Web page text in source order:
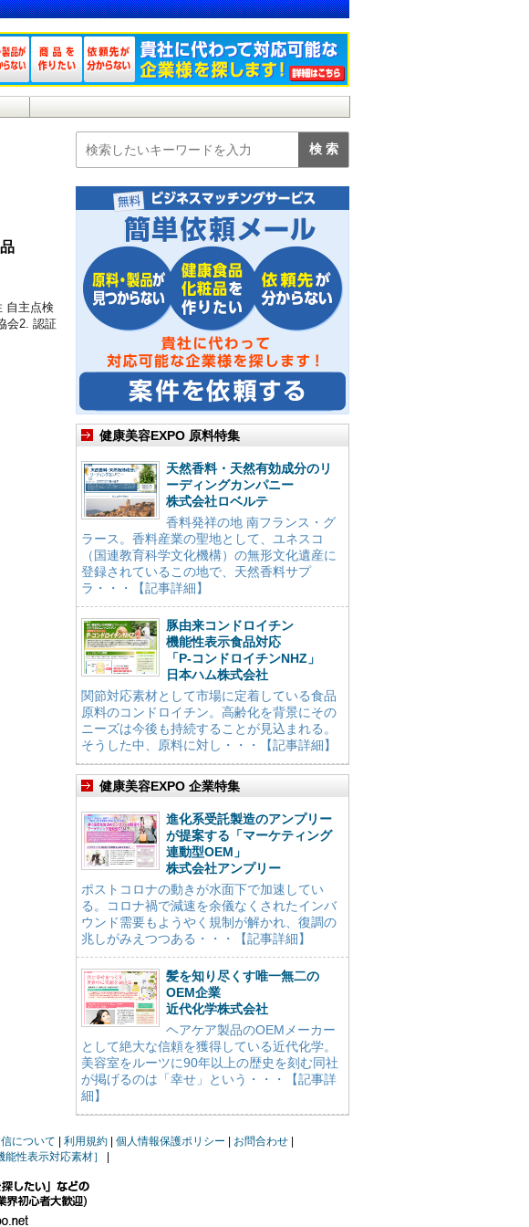
自主点検
会2. 認証
健康美容EXPO 原料特集
天然香料・天然有効成分のリ
ーディングカンパニー
株式会社ロベルテ
香料発祥の地 南フランス・グ
ラース。香料産業の聖地として、ユネスコ
（国連教育科学文化機構）の無形文化遺産に
登録されているこの地で、天然香料サプ
ラ・・・【記事詳細】
豚由来コンドロイチン
機能性表示食品対応
「P-コンドロイチンNHZ」
日本ハム株式会社
関節対応素材として市場に定着している食品
原料のコンドロイチン。高齢化を背景にその
ニーズは今後も持続することが見込まれる。
そうした中、原料に対し・・・【記事詳細】
健康美容EXPO 企業特集
進化系受託製造のアンプリー
が提案する「マーケティング
連動型OEM」
株式会社アンプリー
ポストコロナの動きが水面下で加速してい
る。コロナ禍で減速を余儀なくされたインバ
ウンド需要もようやく規制が解かれ、復調の
兆しがみえつつある・・・【記事詳細】
髪を知り尽くす唯一無二の
OEM企業
近代化学株式会社
ヘアケア製品のOEMメーカー
として絶大な信頼を獲得している近代化学。
美容室をルーツに90年以上の歴史を刻む同社
が掲げるのは「幸せ」という・・・【記事詳
細】
について 利用規約 個人情報保護ポリシー
お問合わせ
性表示対応素材］